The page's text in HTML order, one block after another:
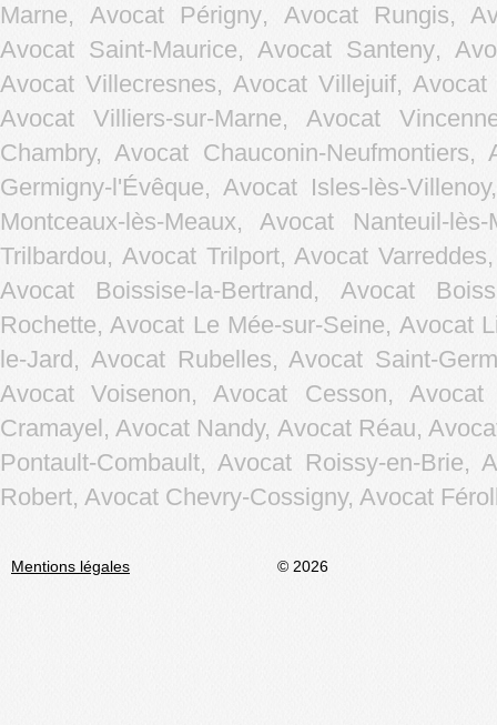
Marne, Avocat Périgny, Avocat Rungis,
Avocat Saint-Maurice,Avocat Santeny,
Avocat Villecresnes,Avocat Villejuif,Avocat
Avocat Villiers-sur-Marne,Avocat
Chambry, Avocat Chauconin-
Germigny-l'Évêque, Avocat Isles-lès-
Montceaux-lès-Meaux, Avocat Nanteuil-
Trilbardou, Avocat Trilport, Avocat
Avocat Boissise-la-Bertrand, Avocat
Rochette, Avocat Le Mée-sur-Seine, Avocat
le-Jard, Avocat Rubelles, Avocat Saint-
Avocat Voisenon, Avocat Cesson,
Cramayel, Avocat Nandy, Avocat Réau,
Pontault-Combault, Avocat Roissy-en-Brie,
Robert, Avocat Chevry-Cossigny, Avocat
Mentions légales © 2026